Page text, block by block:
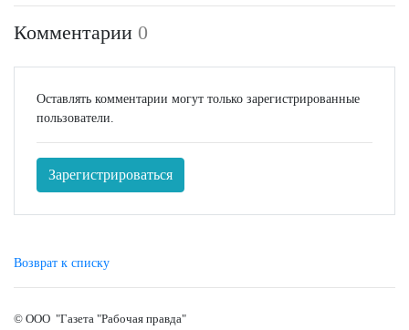
Комментарии 0
Оставлять комментарии могут только зарегистрированные
пользователи.
Зарегистрироваться
Возврат к списку
© ООО "Газета "Рабочая правда"